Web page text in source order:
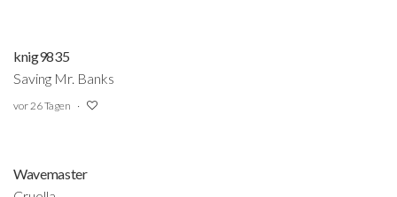
knig9835
Saving Mr. Banks
vor 26 Tagen
Wavemaster